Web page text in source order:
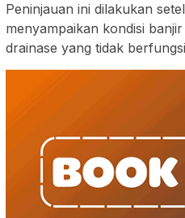
Peninjauan ini dilakukan
menyampaikan kondisi
drainase yang tidak